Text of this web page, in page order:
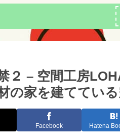
２ – 空間工房
の家を建ててい
Facebook Hatena